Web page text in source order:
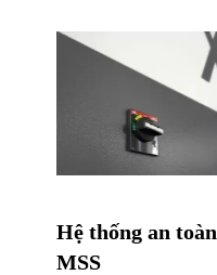
Hệ thống an toàn
MSS